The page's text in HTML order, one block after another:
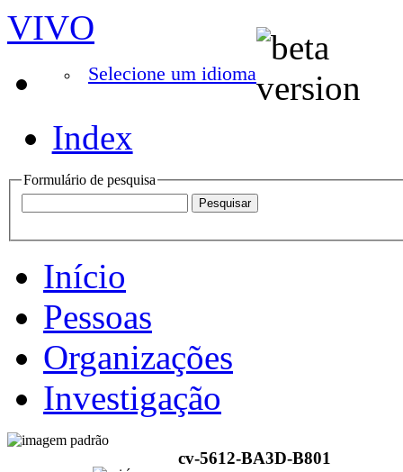
VIVO
Selecione um idioma
Index
Formulário de pesquisa
Início
Pessoas
Organizações
Investigação
cv-5612-BA3D-B801